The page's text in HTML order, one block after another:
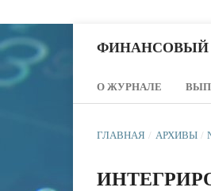
О ЖУРНАЛЕ
ГЛАВНАЯ / АРХИВЫ /